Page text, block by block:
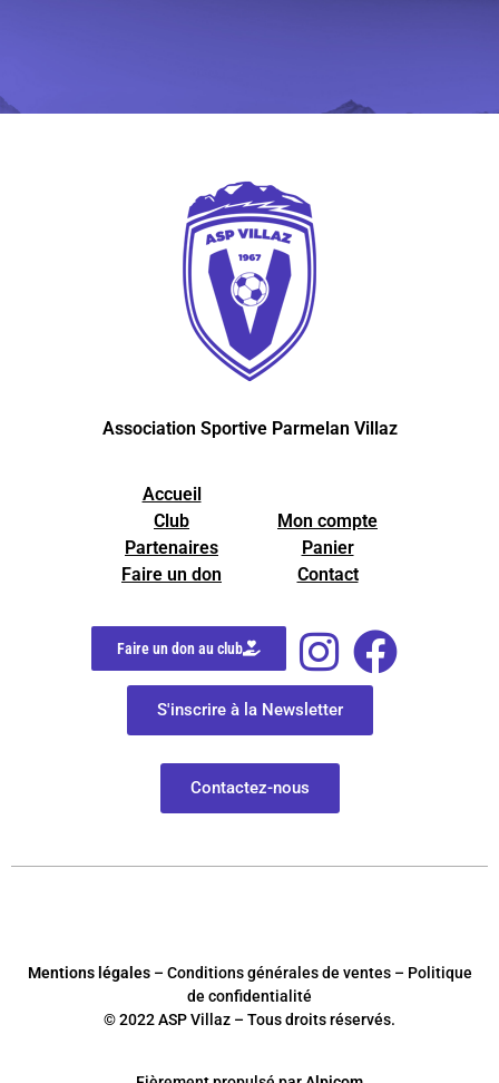
Association Sportive Parmelan Villaz
Accueil
Club
Partenaires
Faire un don
Mon compte
Panier
Contact
Faire un don au club
S'inscrire à la Newsletter
Contactez-nous
Mentions légales– Conditions générales de ventes – Politique
de confidentialité
© 2022 ASP Villaz – Tous droits réservés.